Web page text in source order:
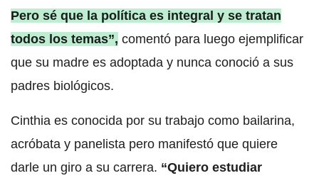
Pero sé que la política es integral y se tratan
todos los temas”, comentó para luego ejemplificar
que su madre es adoptada y nunca conoció a sus
padres biológicos.
Cinthia es conocida por su trabajo como bailarina,
acróbata y panelista pero manifestó que quiere
darle un giro a su carrera. “Quiero estudiar